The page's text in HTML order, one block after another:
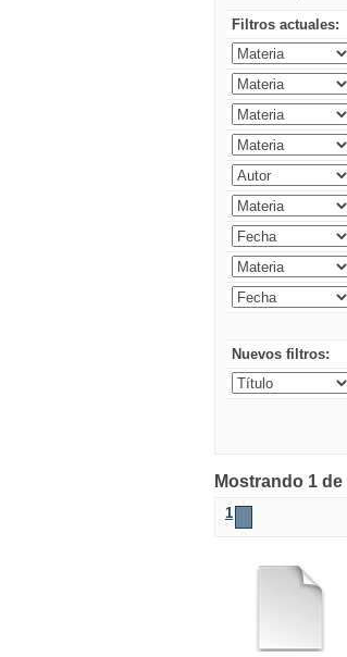
Filtros actuales:
Nuevos filtros:
Mostrando 1
1